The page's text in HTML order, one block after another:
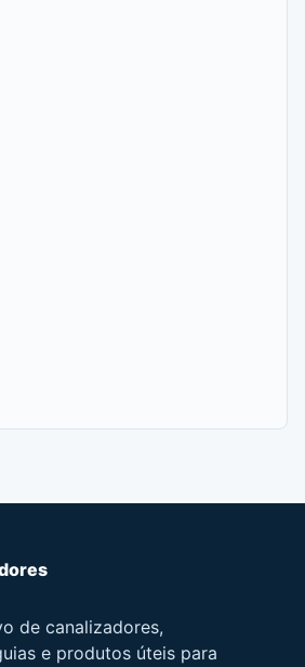
de canalizadores,
e produtos úteis para